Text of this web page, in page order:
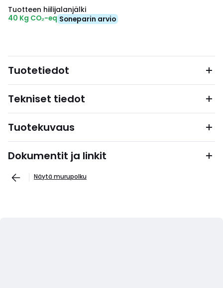
Tuotteen hiilijalanjälki
40 Kg CO₂-eq Soneparin arvio
Tuotetiedot
Tekniset tiedot
Tuotekuvaus
Dokumentit ja linkit
Näytä murupolku